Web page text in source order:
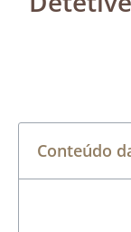
Conteúdo